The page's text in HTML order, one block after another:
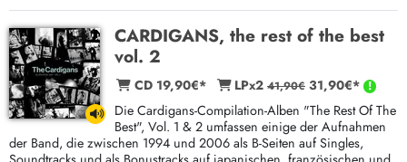
CARDIGANS, the rest of the best
vol. 2
CD 19,90€* LPx2 41,90€ 31,90€*
Die Cardigans-Compilation-Alben "The Rest Of The
Best", Vol. 1 & 2 umfassen einige der Aufnahmen
der Band, die zwischen 1994 und 2006 als B-Seiten auf Singles,